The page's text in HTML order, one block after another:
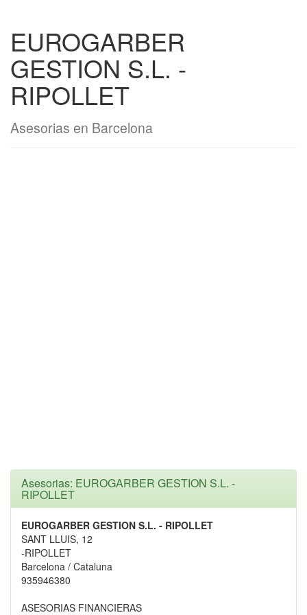
EUROGARBER
GESTION S.L. -
RIPOLLET
Asesorias en Barcelona
Asesorias: EUROGARBER GESTION S.L. -
RIPOLLET
EUROGARBER GESTION S.L. - RIPOLLET
SANT LLUIS, 12
-RIPOLLET
Barcelona / Cataluna
935946380
ASESORIAS FINANCIERAS